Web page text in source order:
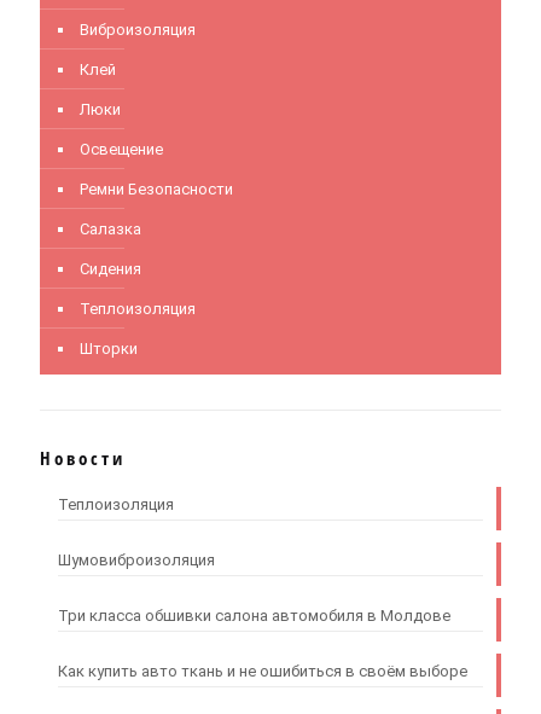
Виброизоляция
Клей
Люки
Освещение
Ремни Безопасности
Салазка
Сидения
Теплоизоляция
Шторки
Новости
Теплоизоляция
Шумовиброизоляция
Три класса обшивки салона автомобиля в Молдове
Как купить авто ткань и не ошибиться в своём выборе